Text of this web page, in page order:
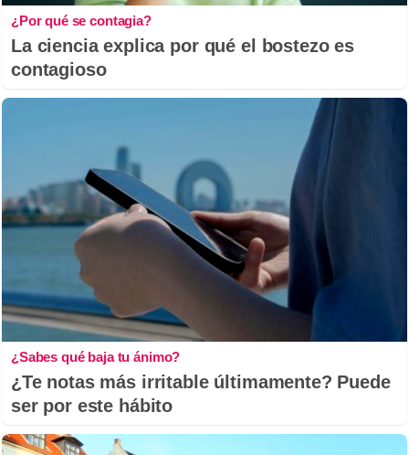
¿Por qué se contagia?
La ciencia explica por qué el bostezo es
contagioso
¿Sabes qué baja tu ánimo?
¿Te notas más irritable últimamente? Puede
ser por este hábito